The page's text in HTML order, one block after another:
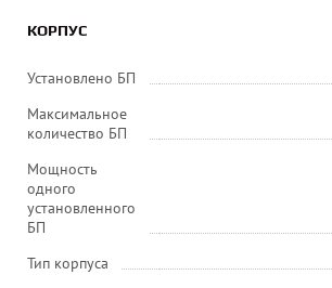
КОРПУС
Установлено БП
Максимальное
количество БП
Мощность
одного
установленного
БП
Тип корпуса